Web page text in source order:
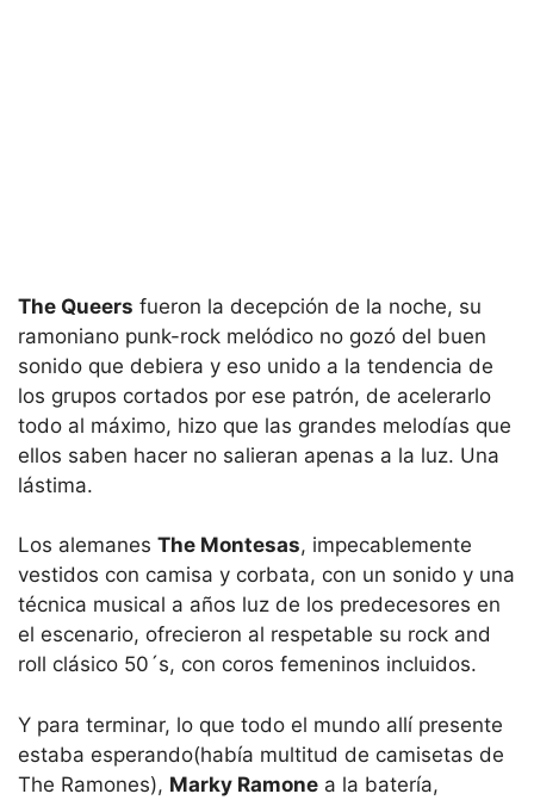
The Queers fueron la decepción de la noche, su
ramoniano punk-rock melódico no gozó del buen
sonido que debiera y eso unido a la tendencia de
los grupos cortados por ese patrón, de acelerarlo
todo al máximo, hizo que las grandes melodías que
ellos saben hacer no salieran apenas a la luz. Una
lástima.
Los alemanes The Montesas, impecablemente
vestidos con camisa y corbata, con un sonido y una
técnica musical a años luz de los predecesores en
el escenario, ofrecieron al respetable su rock and
roll clásico 50´s, con coros femeninos incluidos.
Y para terminar, lo que todo el mundo allí presente
estaba esperando(había multitud de camisetas de
The Ramones), Marky Ramone a la batería,